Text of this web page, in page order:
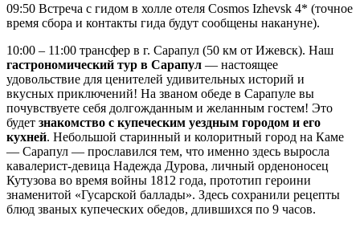
09:50 Встреча с гидом в холле отеля Cosmos Izhevsk 4* (точное
время сбора и контакты гида будут сообщены накануне).
10:00 – 11:00 трансфер в г. Сарапул (50 км от Ижевск). Наш
гастрономический тур в Сарапул — настоящее
удовольствие для ценителей удивительных историй и
вкусных приключений! На званом обеде в Сарапуле вы
почувствуете себя долгожданным и желанным гостем! Это
будет знакомство с купеческим уездным городом и его
кухней. Небольшой старинный и колоритный город на Каме
— Сарапул — прославился тем, что именно здесь выросла
кавалерист-девица Надежда Дурова, личный орденоносец
Кутузова во время войны 1812 года, прототип героини
знаменитой «Гусарской баллады». Здесь сохранили рецепты
блюд званых купеческих обедов, длившихся по 9 часов.